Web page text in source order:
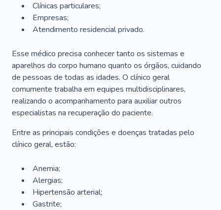
Clínicas particulares;
Empresas;
Atendimento residencial privado.
Esse médico precisa conhecer tanto os sistemas e
aparelhos do corpo humano quanto os órgãos, cuidando
de pessoas de todas as idades. O clínico geral
comumente trabalha em equipes multidisciplinares,
realizando o acompanhamento para auxiliar outros
especialistas na recuperação do paciente.
Entre as principais condições e doenças tratadas pelo
clínico geral, estão:
Anemia;
Alergias;
Hipertensão arterial;
Gastrite;